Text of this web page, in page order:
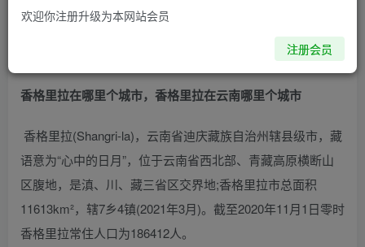
香格里拉在哪里个城市，香格里拉在云南哪里个城市
香格里拉(Shangri-la)，云南省迪庆藏族自治州辖县级市，藏
语意为“心中的日月”，位于云南省西北部、青藏高原横断山
区腹地，是滇、川、藏三省区交界地;香格里拉市总面积
11613km²，辖7乡4镇(2021年3月)。截至2020年11月1日零时
香格里拉常住人口为186412人。
欢迎你注册升级为本网站会员
注册会员